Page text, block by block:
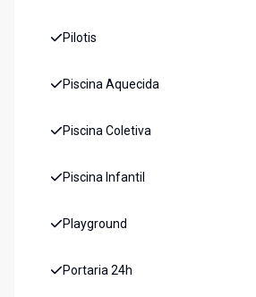
Pilotis
Piscina Aquecida
Piscina Coletiva
Piscina Infantil
Playground
Portaria 24h